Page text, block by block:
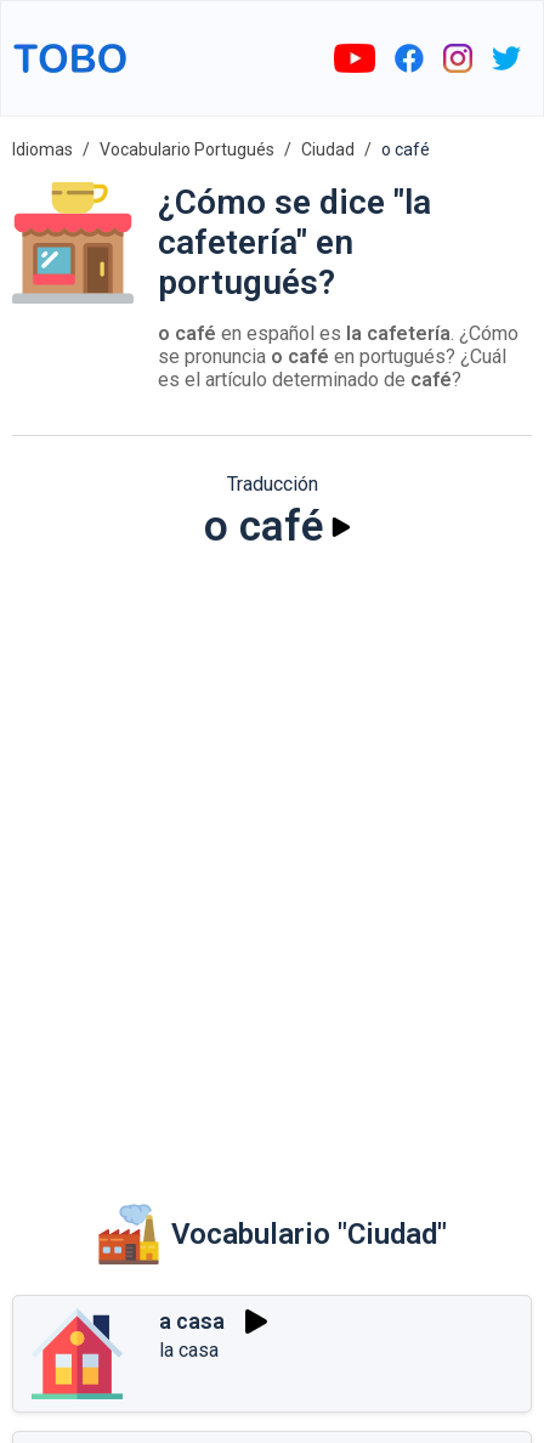
Idiomas Vocabulario Portugués Ciudad o café
¿Cómo se dice "la
cafetería" en
portugués?
o café en español es la cafetería. ¿Cómo
se pronuncia o café en portugués? ¿Cuál
es el artículo determinado de café?
Traducción
o café
Vocabulario "Ciudad"
a casa
la casa